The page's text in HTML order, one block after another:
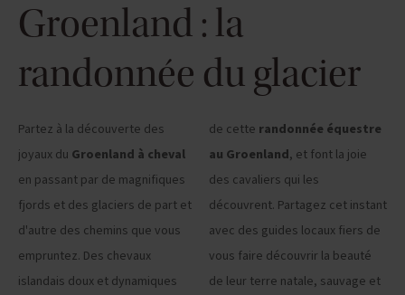
Groenland : la
randonnée du glacier
Partez à la découverte des
joyaux du Groenland à cheval
en passant par de magnifiques
fjords et des glaciers de part et
d'autre des chemins que vous
empruntez. Des chevaux
islandais doux et dynamiques
de cette randonnée équestre
au Groenland, et font la joie
des cavaliers qui les
découvrent. Partagez cet instant
avec des guides locaux fiers de
vous faire découvrir la beauté
de leur terre natale, sauvage et